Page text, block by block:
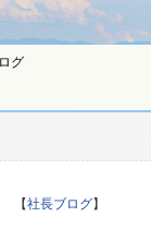
グ
【社長ブログ】